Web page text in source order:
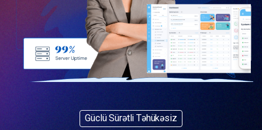
Güclü Sürətli Təhükəsiz